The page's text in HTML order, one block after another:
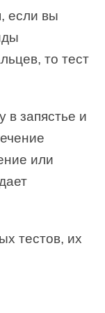
если вы
то тест
запястье и
или
тестов, их